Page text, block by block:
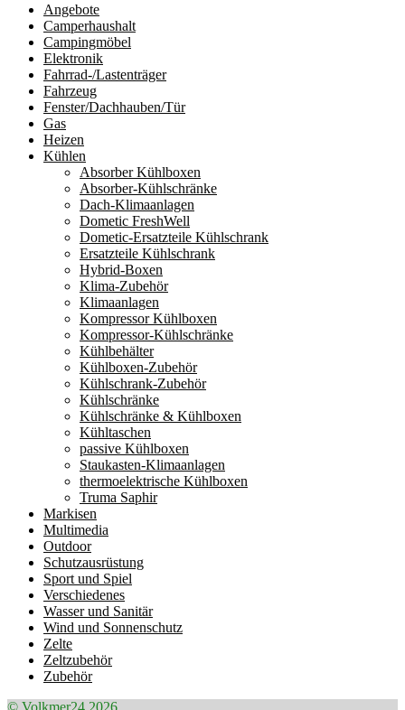
Angebote
Camperhaushalt
Campingmöbel
Elektronik
Fahrrad-/Lastenträger
Fahrzeug
Fenster/Dachhauben/Tür
Gas
Heizen
Kühlen
Absorber Kühlboxen
Absorber-Kühlschränke
Dach-Klimaanlagen
Dometic FreshWell
Dometic-Ersatzteile Kühlschrank
Ersatzteile Kühlschrank
Hybrid-Boxen
Klima-Zubehör
Klimaanlagen
Kompressor Kühlboxen
Kompressor-Kühlschränke
Kühlbehälter
Kühlboxen-Zubehör
Kühlschrank-Zubehör
Kühlschränke
Kühlschränke & Kühlboxen
Kühltaschen
passive Kühlboxen
Staukasten-Klimaanlagen
thermoelektrische Kühlboxen
Truma Saphir
Markisen
Multimedia
Outdoor
Schutzausrüstung
Sport und Spiel
Verschiedenes
Wasser und Sanitär
Wind und Sonnenschutz
Zelte
Zeltzubehör
Zubehör
© Volkmer24 2026